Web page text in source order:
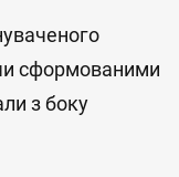
сформованими
з боку